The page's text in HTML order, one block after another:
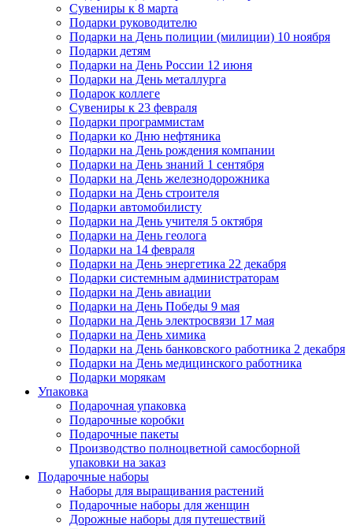
Сувениры к 8 марта
Подарки руководителю
Подарки на День полиции (милиции) 10 ноября
Подарки детям
Подарки на День России 12 июня
Подарки на День металлурга
Подарок коллеге
Сувениры к 23 февраля
Подарки программистам
Подарки ко Дню нефтяника
Подарки на День рождения компании
Подарки на День знаний 1 сентября
Подарки на День железнодорожника
Подарки на День строителя
Подарки автомобилисту
Подарки на День учителя 5 октября
Подарки на День геолога
Подарки на 14 февраля
Подарки на День энергетика 22 декабря
Подарки системным администраторам
Подарки на День авиации
Подарки на День Победы 9 мая
Подарки на День электросвязи 17 мая
Подарки на День химика
Подарки на День банковского работника 2 декабря
Подарки на День медицинского работника
Подарки морякам
Упаковка
Подарочная упаковка
Подарочные коробки
Подарочные пакеты
Производство полноцветной самосборной
упаковки на заказ
Подарочные наборы
Наборы для выращивания растений
Подарочные наборы для женщин
Дорожные наборы для путешествий